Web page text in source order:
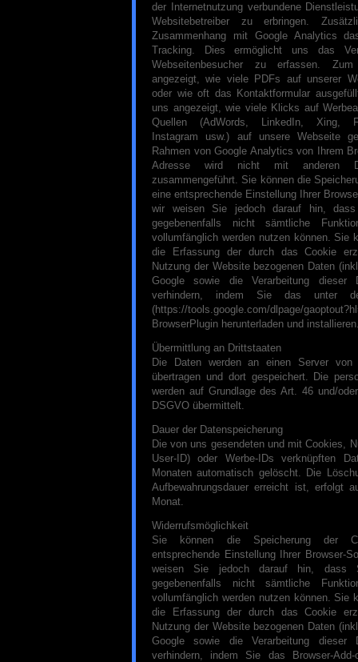
der Internetnutzung verbundene
Websitebetreiber zu erbringen.
Zusammenhang mit Google Analytics
Tracking. Dies ermöglicht uns das
Webseitenbesucher zu erfassen.
angezeigt, wie viele PDFs auf unserer
oder wie oft das Kontaktformular
uns angezeigt, wie viele Klicks auf
Quellen (AdWords, LinkedIn, Xing,
Instagram usw.) auf unsere Webseite
Rahmen von Google Analytics von Ihrem
Adresse wird nicht mit anderen
zusammengeführt. Sie können die
eine entsprechende Einstellung Ihrer
wir weisen Sie jedoch darauf hin,
gegebenenfalls nicht sämtliche
vollumfänglich werden nutzen können. Sie
die Erfassung der durch das Cookie
Nutzung der Website bezogenen Daten
Google sowie die Verarbeitung dieser
verhindern, indem Sie das unter
(https://tools.google.com/dlpage/
BrowserPlugin herunterladen und
Übermittlung an Drittstaaten
Die Daten werden an einen Server
übertragen und dort gespeichert. Die
werden auf Grundlage des Art. 46 und/
DSGVO übermittelt.
Dauer der Datenspeicherung
Die von uns gesendeten und mit Cookies,
User-ID) oder Werbe-IDs verknüpften
Monaten automatisch gelöscht. Die
Aufbewahrungsdauer erreicht ist, erfolgt
Monat.
Widerrufsmöglichkeit
Sie können die Speicherung der
entsprechende Einstellung Ihrer Browser-
weisen Sie jedoch darauf hin, dass
gegebenenfalls nicht sämtliche
vollumfänglich werden nutzen können. Sie
die Erfassung der durch das Cookie
Nutzung der Website bezogenen Daten
Google sowie die Verarbeitung dieser
verhindern, indem Sie das Browser-Add-